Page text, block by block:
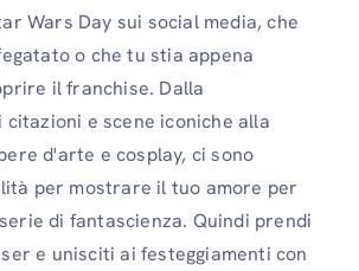
Wars Day sui social media, che
o che tu stia appena
il franchise. Dalla
citazioni e scene iconiche alla
d'arte e cosplay, ci sono
per mostrare il tuo amore per
di fantascienza. Quindi prendi
e unisciti ai festeggiamenti con